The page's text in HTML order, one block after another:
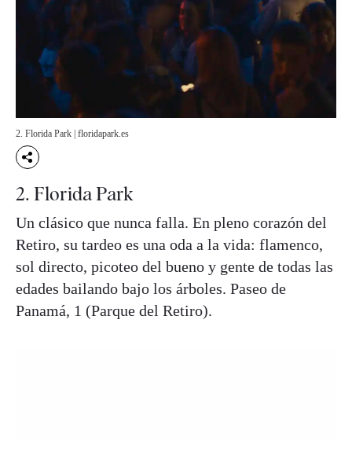
2. Florida Park | floridapark.es
2. Florida Park
Un clásico que nunca falla. En pleno corazón del
Retiro, su tardeo es una oda a la vida: flamenco,
sol directo, picoteo del bueno y gente de todas las
edades bailando bajo los árboles. Paseo de
Panamá, 1 (Parque del Retiro).